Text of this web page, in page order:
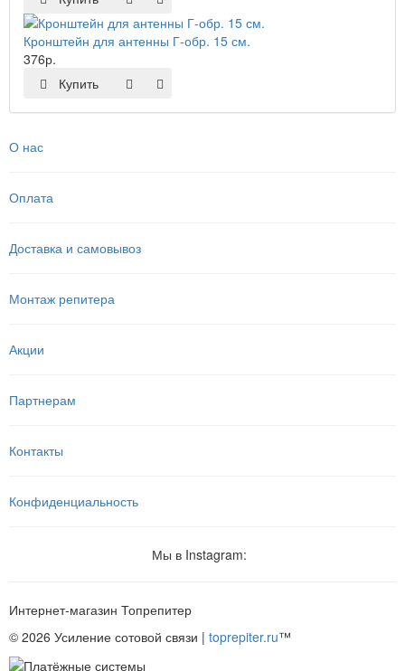
Кронштейн для антенны Г-обр. 15 см.
376р.
Купить
О нас
Оплата
Доставка и самовывоз
Монтаж репитера
Акции
Партнерам
Контакты
Конфиденциальность
Мы в Instagram:
Интернет-магазин Топрепитер
© 2026 Усиление сотовой связи | toprepiter.ru™